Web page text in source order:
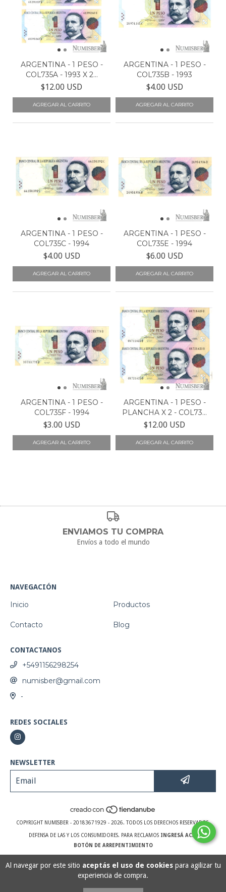
Al navegar por este sitio aceptás el uso de cookiespara agilizar tu
experiencia de compra.
ARGENTINA - 1 PESO -
COL735A - 1993 X 2...
$12.00 USD
ARGENTINA - 1 PESO -
COL735B - 1993
$4.00 USD
ARGENTINA - 1 PESO -
COL735C - 1994
$4.00 USD
ARGENTINA - 1 PESO -
COL735E - 1994
$6.00 USD
ARGENTINA - 1 PESO -
COL735F - 1994
$3.00 USD
ARGENTINA - 1 PESO -
PLANCHA X 2 - COL73...
$12.00 USD
ENVIAMOS TU COMPRA
Envíos a todo el mundo
NAVEGACIÓN
Inicio Productos
Contacto Blog
CONTACTANOS
+5491156298254
numisber@gmail.com
-
REDES SOCIALES
NEWSLETTER
COPYRIGHT NUMISBER - 20183671929 - 2026. TODOS LOS DERECHOS RESERVADOS.
DEFENSA DE LAS Y LOS CONSUMIDORES. PARA RECLAMOS INGRESÁ ACÁ.
BOTÓN DE ARREPENTIMIENTO